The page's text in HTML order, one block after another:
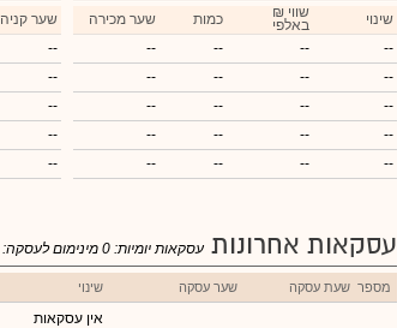
שינוי ₪ שווי
באלפי כמות
שער מכירה
--
--
--
--
--
--
--
--
--
--
--
--
--
--
--
--
--
--
--
--
שער קניה
--
--
--
--
--
עסקאות אחרונות עסקאות יומיות: 0 מינימום לעסקה:
מספר שעת עסקה שער עסקה שינוי
אין עסקאות